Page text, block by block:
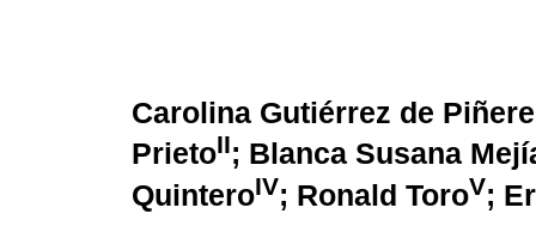
Carolina Gutiérrez de
PrietoII; Blanca Susana
QuinteroIV; Ronald ToroV;